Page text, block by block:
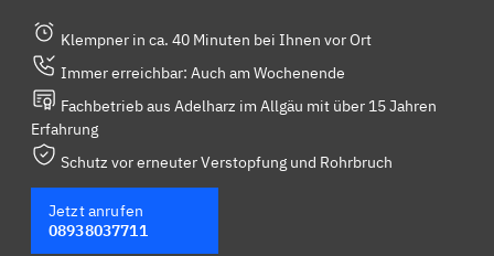
Klempner in ca. 40 Minuten bei Ihnen vor Ort
Immer erreichbar: Auch am Wochenende
Fachbetrieb aus Adelharz im Allgäu mit über 15 Jahren
Erfahrung
Schutz vor erneuter Verstopfung und Rohrbruch
Jetzt anrufen
08938037711